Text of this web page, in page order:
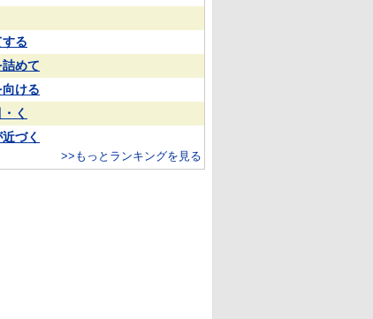
する
めて
ける
く
づく
>>もっとランキングを見る